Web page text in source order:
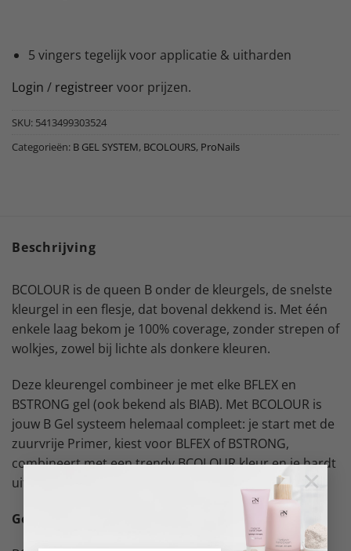
×
5 vingers tegelijk voor applicatie & uitharden
Login / registreer voor prijzen.
SKU: 5413499303524
Categorieën: B GEL SYSTEM, BCOLOURS, ProNails
Beschrijving
BCOLOUR is de queen B onder de kleurgels, de snelste
kleurgel in een flesje, dat bovenal dekkend is. Met één
enkele laag bekom je 100% coverage, zonder strepen of
wolkjes, zowel bij lichte als donkere kleuren.
Deze kleurengel combineer je met elke BFLEX en
BSTRONG gel (ook bekend als BIAB). Met BCOLOUR is
jouw B Gel systeem helemaal compleet: je start met de
zuurvrije Primer, kiest voor BLFEX of BSTRONG,
combineert met een trendy BCOLOUR kleur en je hardt
uit in de Smart Light voor een WAUW glans.
Good To Know